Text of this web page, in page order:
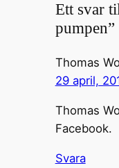
Ett svar
pumpen”
Thomas
29 april,
Thomas
Facebook.
Svara